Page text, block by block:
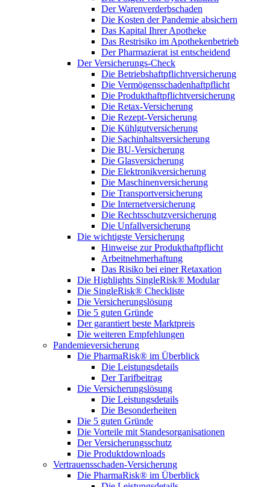
Der Warenverderbschaden
Die Kosten der Pandemie absichern
Das Kapital Ihrer Apotheke
Das Restrisiko im Apothekenbetrieb
Der Pharmazierat ist entscheidend
Der Versicherungs-Check
Die Betriebshaftpflichtversicherung
Die Vermögensschadenhaftpflicht
Die Produkthaftpflichtversicherung
Die Retax-Versicherung
Die Rezept-Versicherung
Die Kühlgutversicherung
Die Sachinhaltsversicherung
Die BU-Versicherung
Die Glasversicherung
Die Elektronikversicherung
Die Maschinenversicherung
Die Transportversicherung
Die Internetversicherung
Die Rechtsschutzversicherung
Die Unfallversicherung
Die wichtigste Versicherung
Hinweise zur Produkthaftpflicht
Arbeitnehmerhaftung
Das Risiko bei einer Retaxation
Die Highlights SingleRisk® Modular
Die SingleRisk® Checkliste
Die Versicherungslösung
Die 5 guten Gründe
Der garantiert beste Marktpreis
Die weiteren Empfehlungen
Pandemieversicherung
Die PharmaRisk® im Überblick
Die Leistungsdetails
Der Tarifbeitrag
Die Versicherungslösung
Die Leistungsdetails
Die Besonderheiten
Die 5 guten Gründe
Die Vorteile mit Standesorganisationen
Der Versicherungsschutz
Die Produktdownloads
Vertrauensschaden-Versicherung
Die PharmaRisk® im Überblick